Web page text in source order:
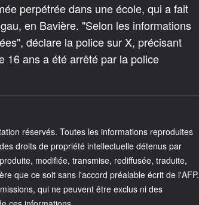
perpétrée dans une école, qui a fait
en Bavière. "Selon les informations
déclare la police sur X, précisant
16 ans a été arrêté par la police
réservés. Toutes les informations reproduites
droits de propriété intellectuelle détenus par
modifiée, transmise, rediffusée, traduite,
que ce soit sans l'accord préalable écrit de l'AFP.
qui ne peuvent être exclus ni des